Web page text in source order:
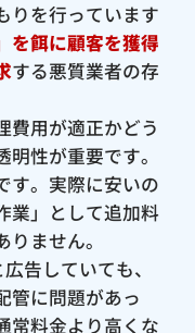
りを行っています
を餌に顧客を獲得
する悪質業者の存
費用が適正かどう
性が重要です。
す。実際に安いの
業」として追加料
ません。
告していても、
管に問題があっ
常料金より高くな